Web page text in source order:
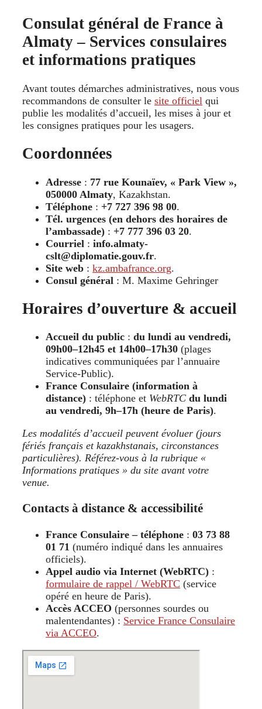
Consulat général de France à
Almaty – Services consulaires
et informations pratiques
Avant toutes démarches administratives, nous vous
recommandons de consulter le site officiel qui
publie les modalités d’accueil, les mises à jour et
les consignes pratiques pour les usagers.
Coordonnées
Adresse : 77 rue Kounaïev, « Park View »,
050000 Almaty, Kazakhstan.
Téléphone : +7 727 396 98 00.
Tél. urgences (en dehors des horaires de
l’ambassade) : +7 777 396 03 20.
Courriel : info.almaty-
cslt@diplomatie.gouv.fr.
Site web : kz.ambafrance.org.
Consul général : M. Maxime Gehringer
Horaires d’ouverture & accueil
Accueil du public : du lundi au vendredi,
09h00–12h45 et 14h00–17h30 (plages
indicatives communiquées par l’annuaire
Service-Public).
France Consulaire (information à
distance) : téléphone et WebRTC du lundi
au vendredi, 9h–17h (heure de Paris).
Les modalités d’accueil peuvent évoluer (jours
fériés français et kazakhstanais, circonstances
particulières). Référez-vous à la rubrique «
Informations pratiques » du site avant votre
venue.
Contacts à distance & accessibilité
France Consulaire – téléphone : 03 73 88
01 71 (numéro indiqué dans les annuaires
officiels).
Appel audio via Internet (WebRTC) :
formulaire de rappel / WebRTC (service
opéré en heure de Paris).
Accès ACCEO (personnes sourdes ou
malentendantes) : Service France Consulaire
via ACCEO.